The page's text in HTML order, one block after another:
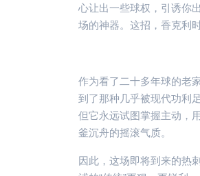
心让出一些球权，引诱你
场的神器。这招，香克利
作为看了二十多年球的老
到了那种几乎被现代功利
但它永远试图掌握主动，
釜沉舟的摇滚气质。
因此，这场即将到来的热